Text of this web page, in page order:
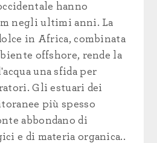
hanno
negli ultimi anni. La
in Africa, combinata
offshore, rende la
una sfida per
Gli estuari dei
più spesso
abbondano di
e di materia organica..